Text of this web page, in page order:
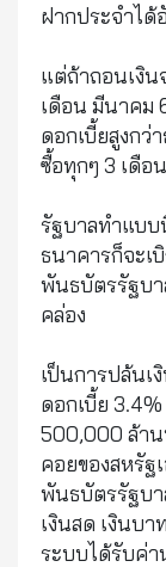
ฝากประจำได้
แต่ถ้าถอนเงิน
เดือน มีนาคม
ดอกเบี้ยสูงกว่
ซื้อทุกๆ 3 เดือ
รัฐบาลทำแบ
ธนาคารก็จะเ
พันธบัตรรัฐบา
คล่อง
เป็นการปล้นเ
ดอกเบี้ย 3.4%
500,000 ล้าน
คอยของสหรัฐ
พันธบัตรรัฐบา
เงินสด เงินบา
ระบบได้รับค่า